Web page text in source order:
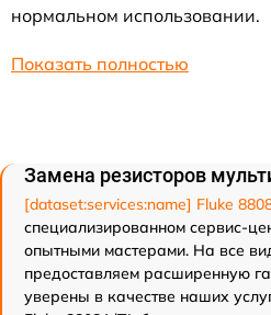
нормальном использовании.
Показать полностью
Замена резисторов
[dataset:services:name] Fluke
специализированном сервис-
опытными мастерами. На все
предоставляем расширенную
уверены в качестве наших